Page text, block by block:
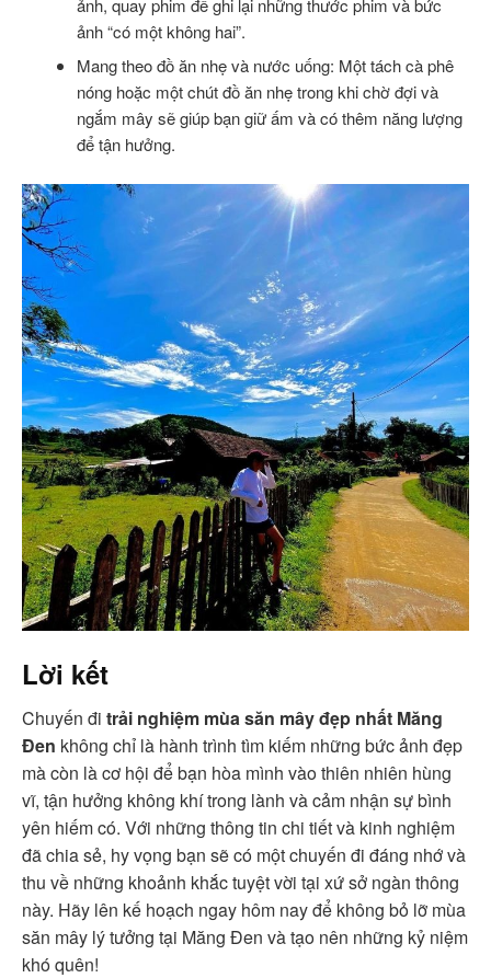
ảnh, quay phim để ghi lại những thước phim và bức
ảnh “có một không hai”.
Mang theo đồ ăn nhẹ và nước uống: Một tách cà phê
nóng hoặc một chút đồ ăn nhẹ trong khi chờ đợi và
ngắm mây sẽ giúp bạn giữ ấm và có thêm năng lượng
để tận hưởng.
Lời kết
Chuyến đi trải nghiệm mùa săn mây đẹp nhất Măng
Đen không chỉ là hành trình tìm kiếm những bức ảnh đẹp
mà còn là cơ hội để bạn hòa mình vào thiên nhiên hùng
vĩ, tận hưởng không khí trong lành và cảm nhận sự bình
yên hiếm có. Với những thông tin chi tiết và kinh nghiệm
đã chia sẻ, hy vọng bạn sẽ có một chuyến đi đáng nhớ và
thu về những khoảnh khắc tuyệt vời tại xứ sở ngàn thông
này. Hãy lên kế hoạch ngay hôm nay để không bỏ lỡ mùa
săn mây lý tưởng tại Măng Đen và tạo nên những kỷ niệm
khó quên!